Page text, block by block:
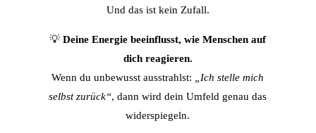
Und das ist kein Zufall.
💡Deine Energie beeinflusst, wie Menschen auf
dich reagieren.
Wenn du unbewusst ausstrahlst: „Ich stelle mich
selbst zurück“, dann wird dein Umfeld genau das
widerspiegeln.